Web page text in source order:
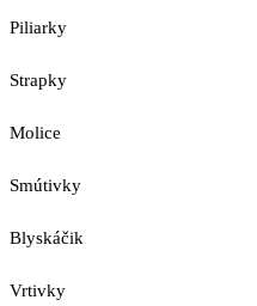
Piliarky
Strapky
Molice
Smútivky
Blyskáčik
Vrtivky